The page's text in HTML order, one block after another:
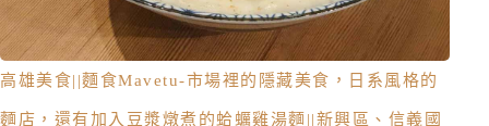
高雄美食||麵食Mavetu-市場裡的隱藏美食，日系風格的
麵店，還有加入豆漿燉煮的蛤蠣雞湯麵||新興區、信義國